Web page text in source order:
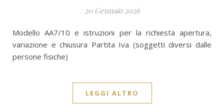
20 Gennaio 2026
Modello AA7/10 e istruzioni per la richiesta apertura,
variazione e chiusura Partita Iva (soggetti diversi dalle
persone fisiche)
LEGGI ALTRO